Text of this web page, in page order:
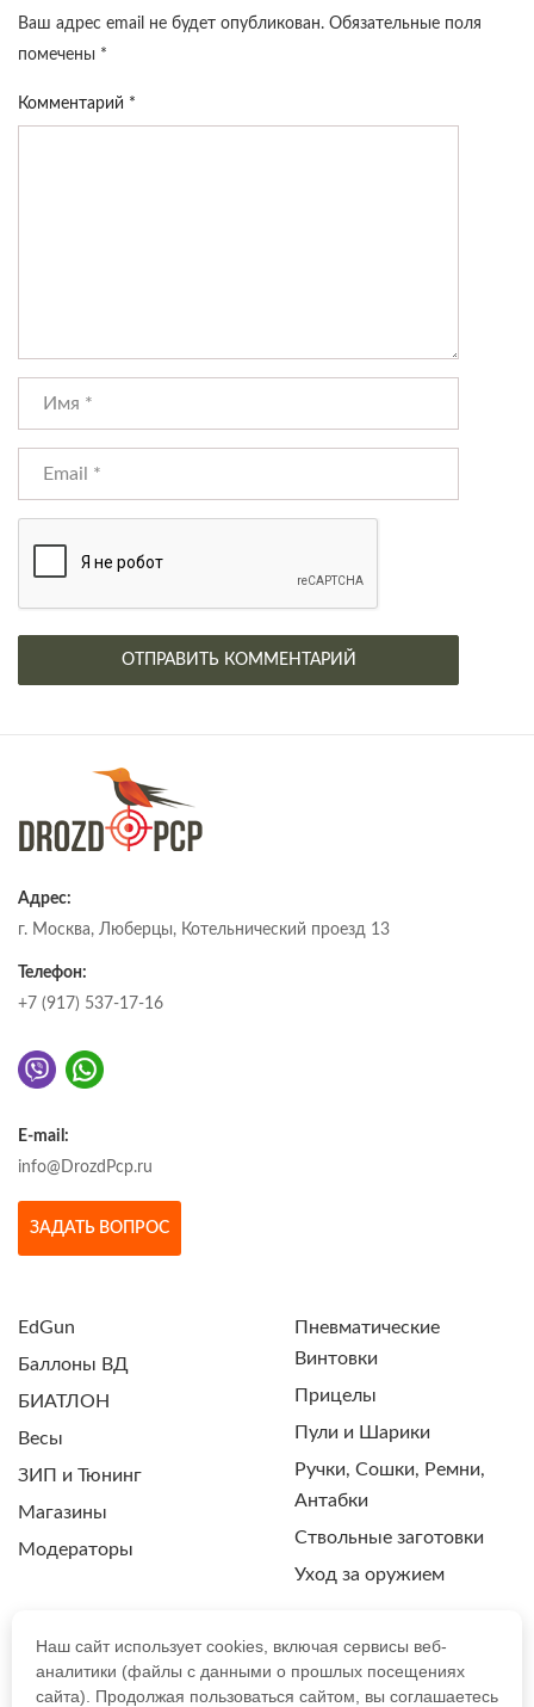
Ваш адрес email не будет опубликован. Обязательные поля
помечены *
Комментарий *
Адрес:
г. Москва, Люберцы, Котельнический проезд 13
Телефон:
+7 (917) 537-17-16
E-mail:
info@DrozdPcp.ru
ЗАДАТЬ ВОПРОС
EdGun
Баллоны ВД
БИАТЛОН
Весы
ЗИП и Тюнинг
Магазины
Модераторы
Пневматические
Винтовки
Прицелы
Пули и Шарики
Ручки, Сошки, Ремни,
Антабки
Ствольные заготовки
Уход за оружием
ПОЛИТИКА КОНФИДЕНЦИАЛЬНОСТИ
Наш сайт использует cookies, включая сервисы веб-
аналитики (файлы с данными о прошлых посещениях
сайта). Продолжая пользоваться сайтом, вы соглашаетесь